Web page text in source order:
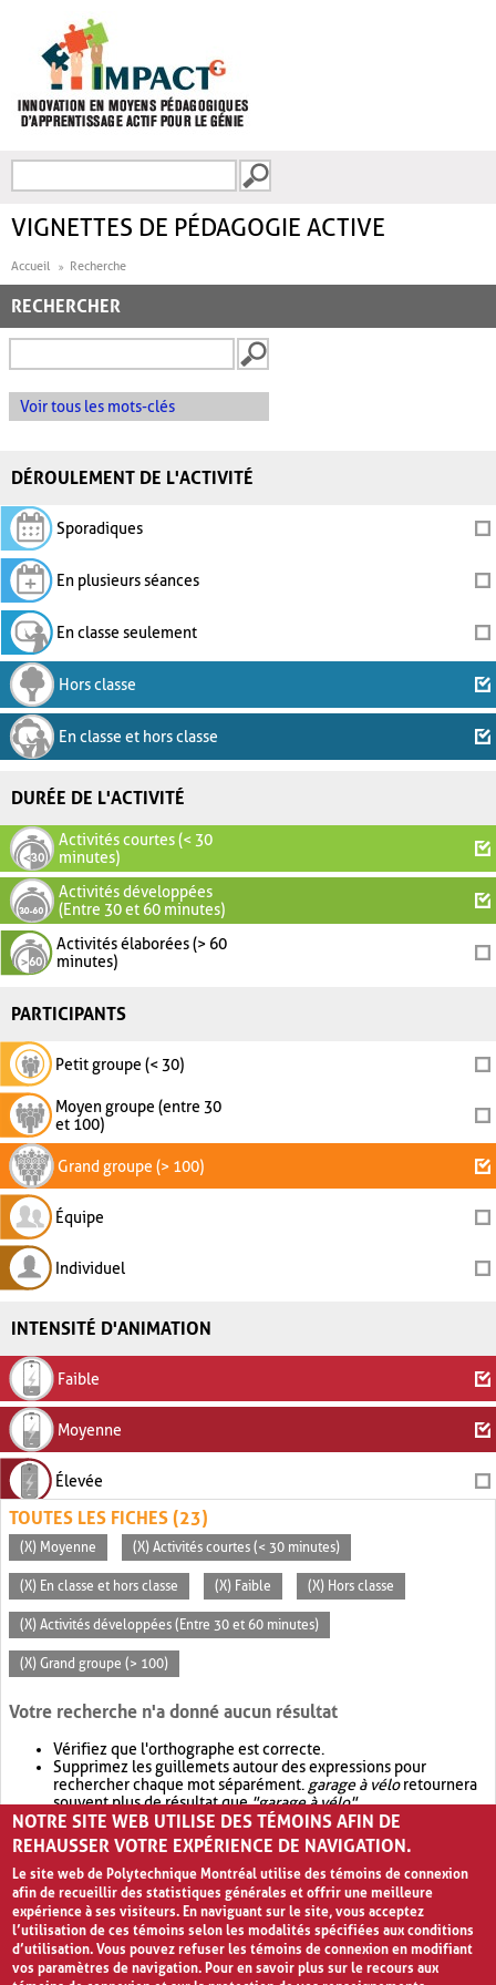
FORMULAIRE DE
VIGNETTES DE PÉDAGOGIE ACTIVE
Accueil Recherche
RECHERCHER
Voir tous les mots-clés
DÉROULEMENT DE L'ACTIVITÉ
Sporadiques
En plusieurs séances
En classe seulement
Hors classe
En classe et hors classe
DURÉE DE L'ACTIVITÉ
Activités courtes (< 30
minutes)
Activités développées
(Entre 30 et 60 minutes)
Activités élaborées (> 60
minutes)
PARTICIPANTS
Petit groupe (< 30)
Moyen groupe (entre 30
et 100)
Grand groupe (> 100)
Équipe
Individuel
INTENSITÉ D'ANIMATION
Faible
Moyenne
Élevée
TOUTES LES FICHES (23)
(X) Moyenne (X) Activités courtes (< 30 minutes)
(X) En classe et hors classe (X) Faible (X) Hors classe
(X) Activités développées (Entre 30 et 60 minutes)
(X) Grand groupe (> 100)
Votre recherche n'a donné aucun résultat
Vérifiez que l'orthographe est correcte.
Supprimez les guillemets autour des expressions pour
rechercher chaque mot séparément. garage à véloretournera
souvent plus de résultat que"garage à vélo".
Envisagez d'élargir votre recherche avec OR.garage OR vélo
retournera souvent plus de résultat quegarage à vélo
NOTRE SITE WEB UTILISE DES TÉMOINS AFIN DE
REHAUSSER VOTRE EXPÉRIENCE DE NAVIGATION.
Le site web de Polytechnique Montréal utilise des témoins de connexion
afin de recueillir des statistiques générales et offrir une meilleure
expérience à ses visiteurs. En naviguant sur le site, vous acceptez
l’utilisation de ces témoins selon les modalités spécifiées aux conditions
d’utilisation. Vous pouvez refuser les témoins de connexion en modifiant
vos paramètres de navigation. Pour en savoir plus sur le recours aux